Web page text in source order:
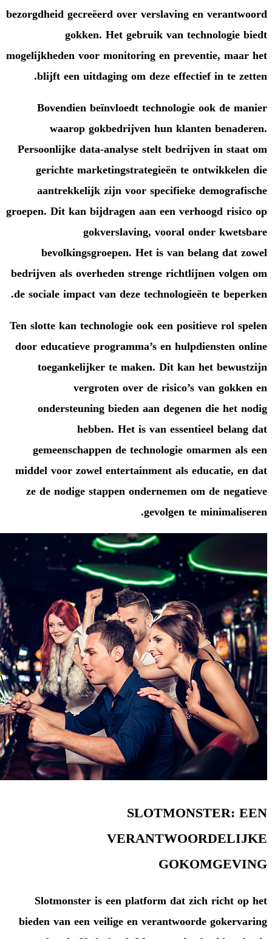
bezorgdheid gecreëerd over
gokken. Het gebruik
mogelijkheden voor monitoring
blijft een uitdaging om
Bovendien beïnvloedt
waarop gokbedrijven
Persoonlijke data-analyse
gerichte
aantrekkelijk zijn voor
groepen. Dit kan bijdragen aan
gokverslaving,
bevolkingsgroepen. Het
bedrijven als overheden
de sociale impact van deze
Ten slotte kan technologie ook
door educatieve programma’s
toegankelijker te maken.
vergroten over de
ondersteuning bieden aan
hebben. Het is
gemeenschappen de
middel voor zowel
ze de nodige stappen
Slotmonster is een
bieden van een veilige en